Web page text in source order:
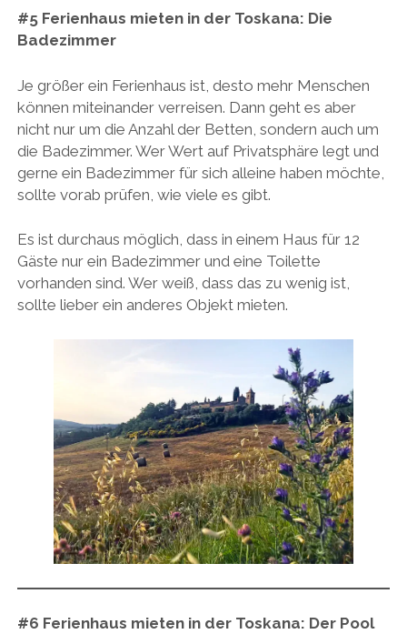
#5 Ferienhaus mieten in der Toskana: Die
Badezimmer
Je größer ein Ferienhaus ist, desto mehr Menschen
können miteinander verreisen. Dann geht es aber
nicht nur um die Anzahl der Betten, sondern auch um
die Badezimmer. Wer Wert auf Privatsphäre legt und
gerne ein Badezimmer für sich alleine haben möchte,
sollte vorab prüfen, wie viele es gibt.
Es ist durchaus möglich, dass in einem Haus für 12
Gäste nur ein Badezimmer und eine Toilette
vorhanden sind. Wer weiß, dass das zu wenig ist,
sollte lieber ein anderes Objekt mieten.
#6 Ferienhaus mieten in der Toskana: Der Pool